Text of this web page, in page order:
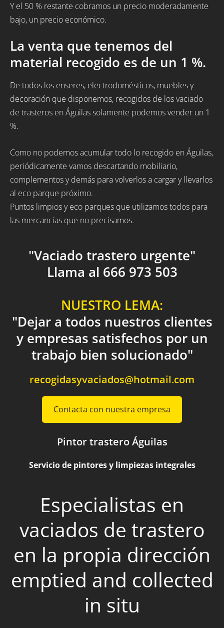
Y el 50 % restante cobramos un precio moderadamente
bajo, un precio económico.
La venta que tenemos del
material recogido es de un 1 %.
De todos los enseres, electrodomésticos, muebles y
decoración que disponemos, recogidos de los vaciado
de trasteros en Águilas solamente podemos vender un 1
%.
Como no podemos acumular todo lo recogido en Águilas,
periódicamente vamos descartando mobiliario,
complementos y demás para volverlos a cargar y llevarlos
al eco parque próximo.
Puntos limpios y eco parques que utilizamos todos para
las mercancías que no precisamos.
"Vaciado trastero urgente"
Llama al 666 973 503
NUESTRO LEMA:
"Dejar a todos nuestros clientes
y empresas satisfechos por un
trabajo bien solucionado"
recogidasyvaciados@hotmail.com
Contacta con nuestra empresa
Pintor trastero Águilas
Servicio de pintores y limpiezas integrales
Especialistas en
vaciados de trastero
en la propia dirección
emptied and collected
in situ